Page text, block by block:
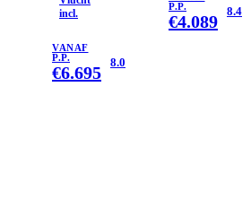
incl.
VANAF
P.P.
€6.695 8.0
P.P.
€4.089 8.4